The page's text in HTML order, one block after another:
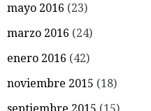
mayo 2016 (23)
marzo 2016 (24)
enero 2016 (42)
noviembre 2015 (18)